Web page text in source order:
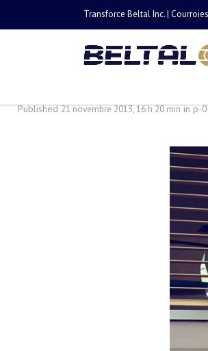
Transforce Beltal Inc. |
Published21 novembre 2013, 16 h 20 mininp-